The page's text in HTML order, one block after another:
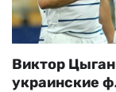
Виктор
украинские